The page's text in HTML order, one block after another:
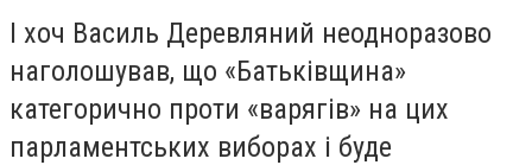
І хоч Василь Деревляний неодноразово
наголошував, що «Батьківщина»
категорично проти «варягів» на цих
парламентських виборах і буде